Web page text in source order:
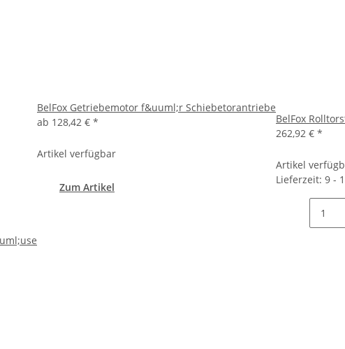
BelFox Getriebemotor f&uuml;r Schiebetorantriebe
ab 128,42 € *
Artikel verfügbar
Zum Artikel
BelFox
262,92 € *
Artikel
Lieferzeit: 9 -